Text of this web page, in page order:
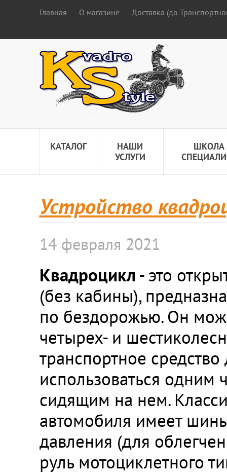
Главная О магазине Доставка (до
КАТАЛОГ
НАШИ
УСЛУГИ
ШКОЛА
Устройство
14 февраля 2021
Квадроцикл - это
(без кабины),
по бездорожью. Он
четырех- и
транспортное
использоваться одним
сидящим на нем.
автомобиля имеет
давления (для
руль мотоциклетного